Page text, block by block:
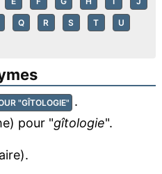
Q R S T U
"GÎTOLOGIE" .
pour "gîtologie".